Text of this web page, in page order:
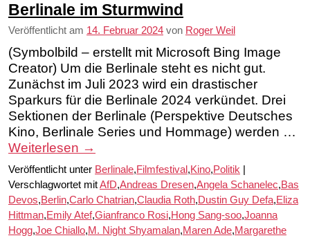
Berlinale im Sturmwind
Veröffentlicht am 14. Februar 2024 von Roger Weil
(Symbolbild – erstellt mit Microsoft Bing Image
Creator) Um die Berlinale steht es nicht gut.
Zunächst im Juli 2023 wird ein drastischer
Sparkurs für die Berlinale 2024 verkündet. Drei
Sektionen der Berlinale (Perspektive Deutsches
Kino, Berlinale Series und Hommage) werden …
Weiterlesen →
Veröffentlicht unter Berlinale,Filmfestival,Kino,Politik
Verschlagwortet mitAfD,Andreas Dresen,Angela Schanelec,Bas
Devos,Berlin,Carlo Chatrian,Claudia Roth,Dustin Guy Defa,Eliza
Hittman,Emily Atef,Gianfranco Rosi,Hong Sang-soo,Joanna
Hogg,Joe Chiallo,M. Night Shyamalan,Maren Ade,Margarethe